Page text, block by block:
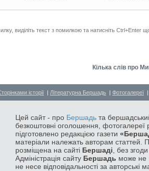
виділіть текст з помилкою та натисніть Ctrl+Enter
Кілька слів про
історії | Літературна Бершадь | Фотогалереї
Цей сайт - про Бершадь та
безкоштовні оголошення, фотогалереї
підготовлено редакцією газети
матеріали належать авторам статтей.
розміщена на сайті Бершаді , без
Адміністрація сайту Бершадь може не
не несе відповідальності за авторські